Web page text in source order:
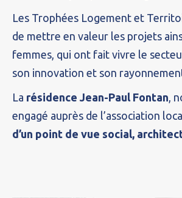
Les Trophées Logement et
de mettre en valeur les projets
femmes, qui ont fait vivre le
son innovation et son
La résidence Jean-Paul Fontan,
engagé auprès de l’association
d’un point de vue social,